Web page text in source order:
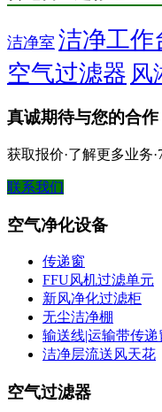
洁净室 洁净工作
空气过滤器 风
真诚期待与您的合作
获取报价·了解更多业务
联系我们
空气净化设备
传递窗
FFU风机过滤单元
新风净化过滤柜
无尘洁净棚
输送线|运输带传递
洁净层流送风天花
空气过滤器